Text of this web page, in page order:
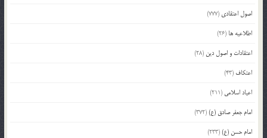
اصول اعتقادی (777)
اطلاعیه ها (26)
اعتقادات و اصول دین (28)
اعتکاف (43)
اعیاد اسلامی (211)
امام جعفر صادق (ع)(372)
امام حسن (ع)(233)